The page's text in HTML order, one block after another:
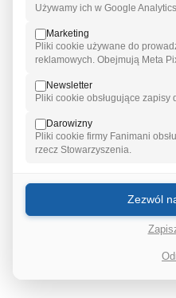
wyników wcześniejszych
druga strategia ma więcej
ET
Zalety:
Brak konieczności
substancje
Używamy ich w Google
Marketing
Pliki cookie używane do
reklamowych. Obejmują Meta
Newsletter
Pliki cookie obsługujące
Darowizny
Pliki cookie firmy Fanimani
rzecz Stowarzyszenia.
Zezwól